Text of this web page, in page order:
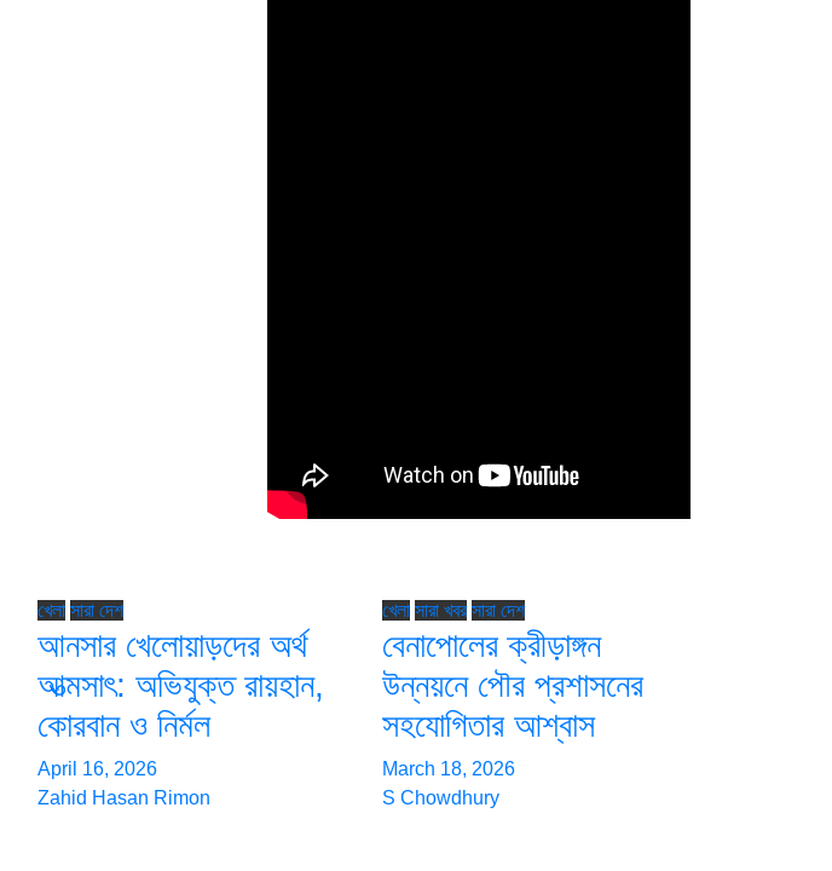
খেলা সারা দেশ
আনসার খেলোয়াড়দের অর্থ
আত্মসাৎ: অভিযুক্ত রায়হান,
কোরবান ও নির্মল
April 16, 2026
Zahid Hasan Rimon
খেলা সারা খবর সারা দেশ
বেনাপোলের ক্রীড়াঙ্গন
উন্নয়নে পৌর প্রশাসনের
সহযোগিতার আশ্বাস
March 18, 2026
S Chowdhury